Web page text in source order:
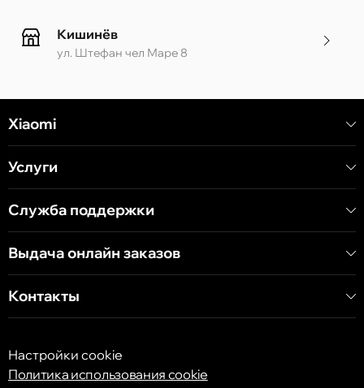
Кишинёв
ул. Штефан чел Маре 8
Кишинёв
ул. Арборилор 21, CC «Shopping MallDova»
Xiaomi
Услуги
Служба поддержки
Выдача онлайн заказов
Контакты
Настройки cookie
Политика использования cookie